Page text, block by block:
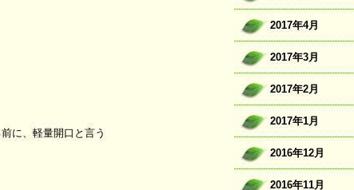
に、軽量開口と言う
2017年4月
2017年3月
2017年2月
2017年1月
2016年12月
2016年11月